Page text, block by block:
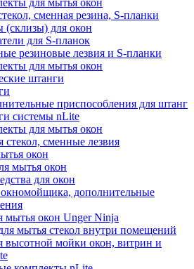
для мытья окон
сменная резина, S-планки
(склизы) для окон
для S-планок
резиновые лезвия и S-планки
для мытья окон
штанги
приспособления для штанг
системы nLite
для мытья окон
стекол, сменные лезвия
окон
мытья окон
для окон
дополнительные
мытья окон Unger Ninja
мытья стекол внутри помещений
высотной мойки окон, витрин и